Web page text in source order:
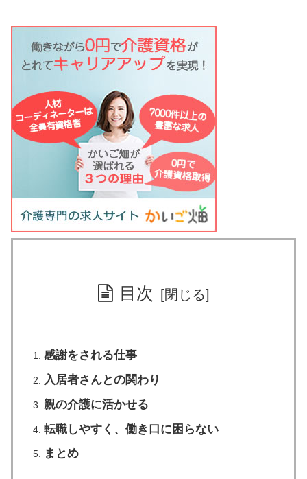
目次
感謝をされる仕事
入居者さんとの関わり
親の介護に活かせる
転職しやすく、働き口に困らない
まとめ